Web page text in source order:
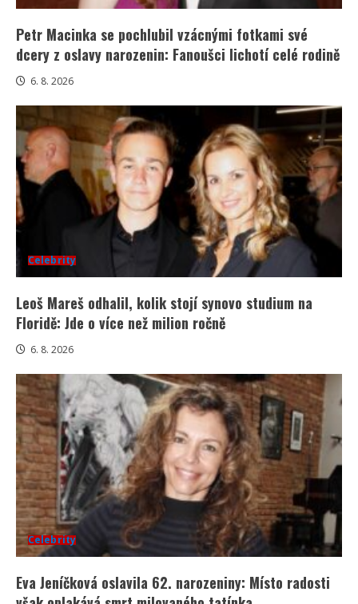
Petr Macinka se pochlubil vzácnými fotkami své
dcery z oslavy narozenin: Fanoušci lichotí celé rodině
6. 8. 2026
Celebrity
Leoš Mareš odhalil, kolik stojí synovo studium na
Floridě: Jde o více než milion ročně
6. 8. 2026
Celebrity
Eva Jeníčková oslavila 62. narozeniny: Místo radosti